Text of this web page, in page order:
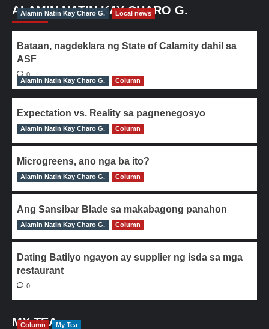
ALAMIN NATIN KAY CHARO G.
Alamin Natin Kay Charo G. Local news
Bataan, nagdeklara ng State of Calamity dahil sa
ASF
0
Alamin Natin Kay Charo G.
Column
Expectation vs. Reality sa pagnenegosyo
0
Alamin Natin Kay Charo G. Column
Microgreens, ano nga ba ito?
0
Alamin Natin Kay Charo G. Column
Ang Sansibar Blade sa makabagong panahon
0
Alamin Natin Kay Charo G. Column
Dating Batilyo ngayon ay supplier ng isda sa mga
restaurant
0
MY TEA
Column My Tea